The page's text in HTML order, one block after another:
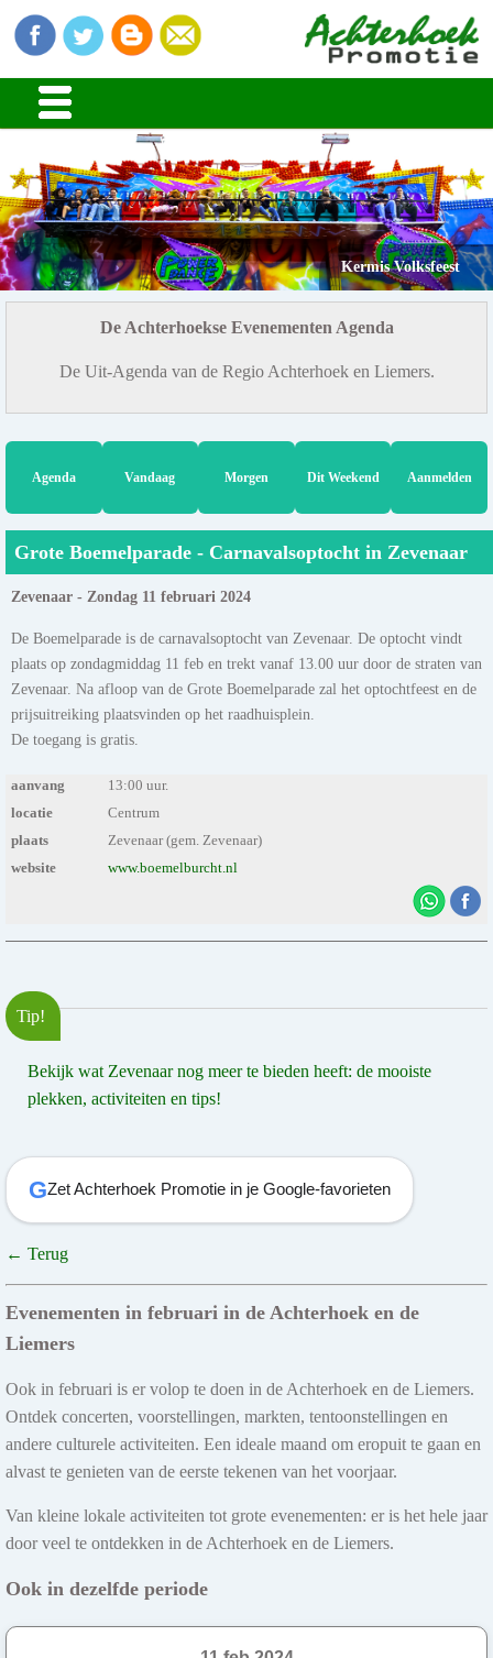
Kermis Volksfeest
De Achterhoekse Evenementen Agenda
De Uit-Agenda van de Regio Achterhoek en Liemers.
Agenda Vandaag Morgen Dit Weekend Aanmelden
Grote Boemelparade - Carnavalsoptocht in Zevenaar
Zevenaar - Zondag 11 februari 2024
De Boemelparade is de carnavalsoptocht van Zevenaar. De optocht vindt
plaats op zondagmiddag 11 feb en trekt vanaf 13.00 uur door de straten van
Zevenaar. Na afloop van de Grote Boemelparade zal het optochtfeest en de
prijsuitreiking plaatsvinden op het raadhuisplein.
De toegang is gratis.
aanvang
13:00 uur.
locatie
Centrum
plaats
Zevenaar (gem. Zevenaar)
website
www.boemelburcht.nl
Tip!
Bekijk wat Zevenaar nog meer te bieden heeft: de mooiste
plekken, activiteiten en tips!
GZet Achterhoek Promotie in je Google-favorieten
← Terug
Evenementen in februari in de Achterhoek en de
Liemers
Ook in februari is er volop te doen in de Achterhoek en de Liemers.
Ontdek concerten, voorstellingen, markten, tentoonstellingen en
andere culturele activiteiten. Een ideale maand om eropuit te gaan en
alvast te genieten van de eerste tekenen van het voorjaar.
Van kleine lokale activiteiten tot grote evenementen: er is het hele jaar
door veel te ontdekken in de Achterhoek en de Liemers.
Ook in dezelfde periode